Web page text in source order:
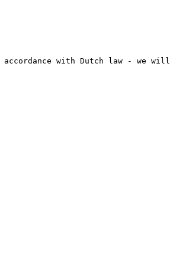
with Dutch law - we will